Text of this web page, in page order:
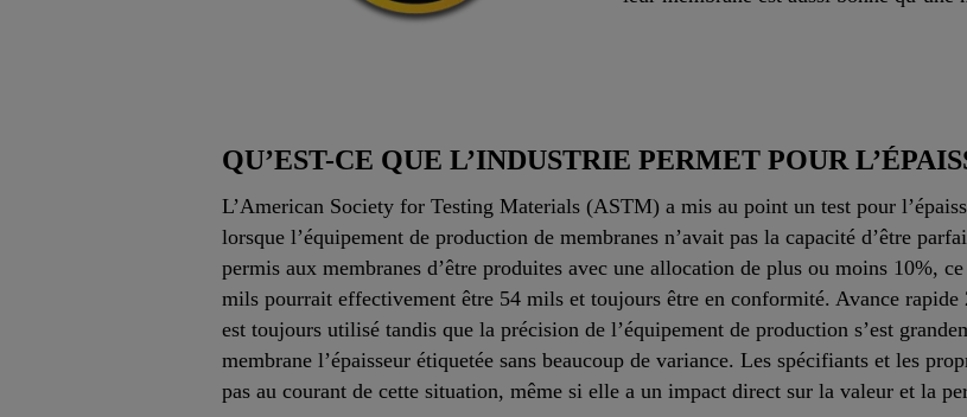
QU’EST-CE QUE L’INDUSTRIE PERMET POUR
L’American Society for Testing Materials (ASTM) a mis au point un test pour
lorsque l’équipement de production de membranes n’avait pas la capacité d’être
permis aux membranes d’être produites avec une allocation de plus ou moins 10%,
mils pourrait effectivement être 54 mils et toujours être en conformité. Avance rapide
est toujours utilisé tandis que la précision de l’équipement de production s’est
membrane l’épaisseur étiquetée sans beaucoup de variance. Les spécifiants et les
pas au courant de cette situation, même si elle a un impact direct sur la valeur et la